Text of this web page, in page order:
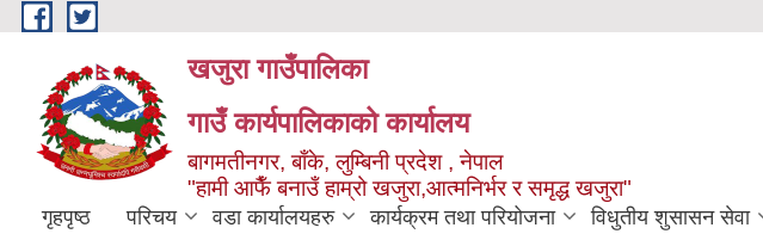
Skip to main content
खजुरा गाउँपालिका
गाउँ कार्यपालिकाको कार्यालय
बागमतीनगर, बाँके, लुम्बिनी प्रदेश , नेपाल
"हामी आफैँ बनाउँ हाम्रो खजुरा,आत्मनिर्भर र समृद्ध खजुरा"
गृहपृष्ठ परिचय वडा कार्यालयहरु कार्यक्रम तथा परियोजना विधुतीय शुसासन सेवा